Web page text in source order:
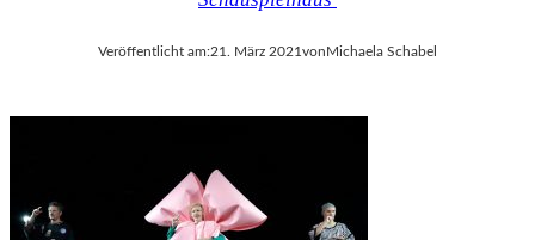
Veröffentlicht am:21. März 2021vonMichaela Schabel